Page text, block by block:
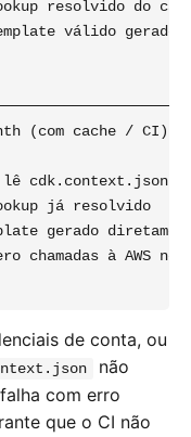
resolvido do
válido gerado
(com cache / CI)
cdk.context.json
já resolvido
gerado
chamadas à AWS
de conta, ou
não
com erro
que o CI não